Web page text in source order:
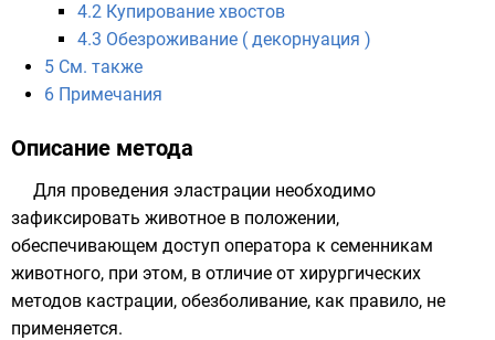
4.2 Купирование хвостов
4.3 Обезроживание ( декорнуация )
5 См. также
6 Примечания
Описание метода
Для проведения эластрации необходимо
зафиксировать животное в положении,
обеспечивающем доступ оператора к семенникам
животного, при этом, в отличие от хирургических
методов кастрации, обезболивание, как правило, не
применяется.